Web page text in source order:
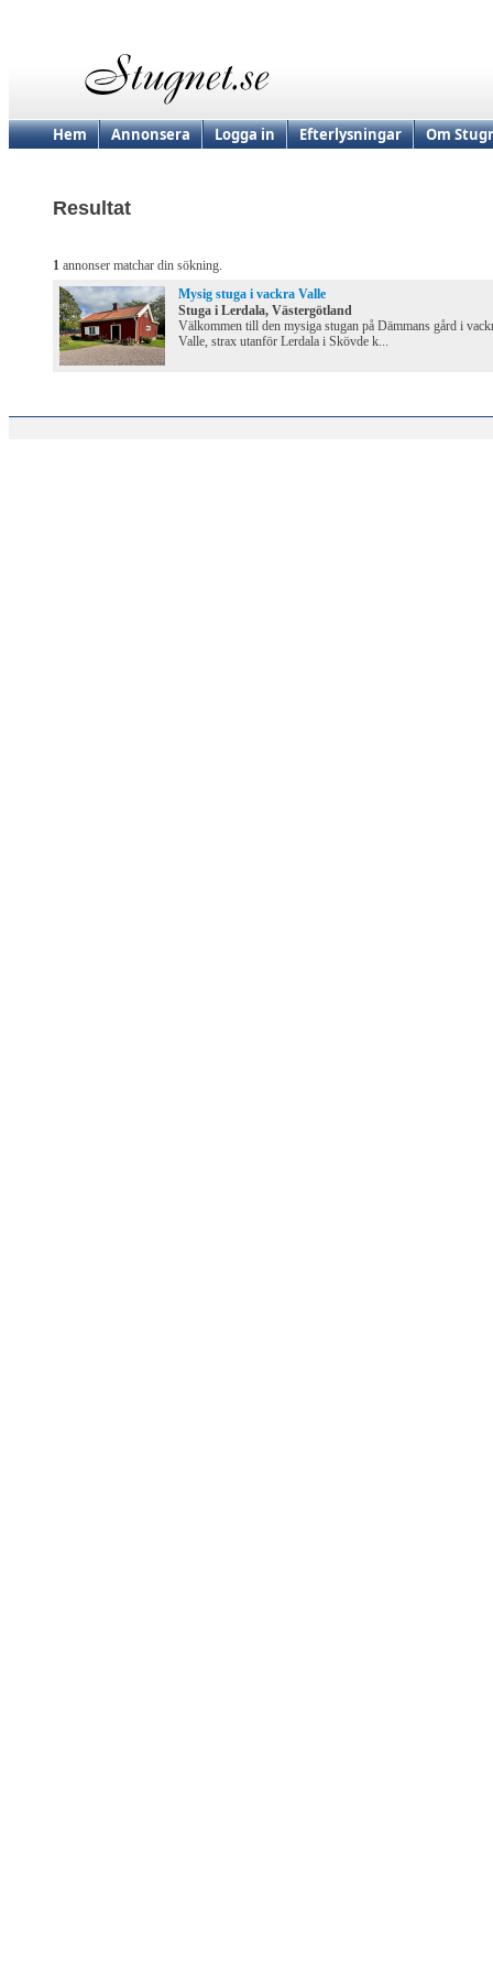
Hem Annonsera Logga in Efterlysningar Om
Resultat
1 annonser matchar din sökning.
Mysig stuga i vackra Valle
Stuga i Lerdala, Västergötland
Välkommen till den mysiga stugan på Dämmans gård i
Valle, strax utanför Lerdala i Skövde k...